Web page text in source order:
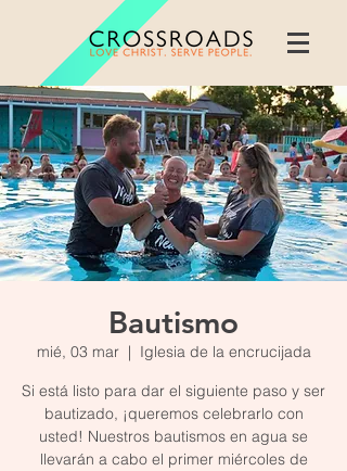
Bautismo
mié, 03 mar
  |
Iglesia de la encrucijada
Si está listo para dar el siguiente paso y ser
bautizado, ¡queremos celebrarlo con
usted! Nuestros bautismos en agua se
llevarán a cabo el primer miércoles de